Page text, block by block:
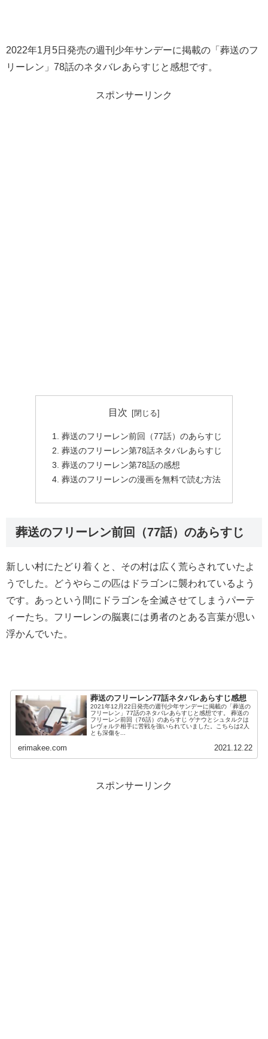
2022年1月5日発売の週刊少年サンデーに掲載の「葬送のフ
リーレン」78話のネタバレあらすじと感想です。
スポンサーリンク
目次
葬送のフリーレン前回（77話）のあらすじ
葬送のフリーレン第78話ネタバレあらすじ
葬送のフリーレン第78話の感想
葬送のフリーレンの漫画を無料で読む方法
葬送のフリーレン前回（77話）のあらすじ
新しい村にたどり着くと、その村は広く荒らされていたよ
うでした。どうやらこの匹はドラゴンに襲われているよう
です。あっという間にドラゴンを全滅させてしまうパーテ
ィーたち。フリーレンの脳裏には勇者のとある言葉が思い
浮かんでいた。
葬送のフリーレン77話ネタバレあらすじ感想
2021年12月22日発売の週刊少年サンデーに掲載の「葬送の
フリーレン」77話のネタバレあらすじと感想です。 葬送の
フリーレン前回（76話）のあらすじ ゲナウとシュタルクは
レヴォルテ相手に苦戦を強いられていました。こちらは2人
とも深傷を...
erimakee.com 2021.12.22
スポンサーリンク